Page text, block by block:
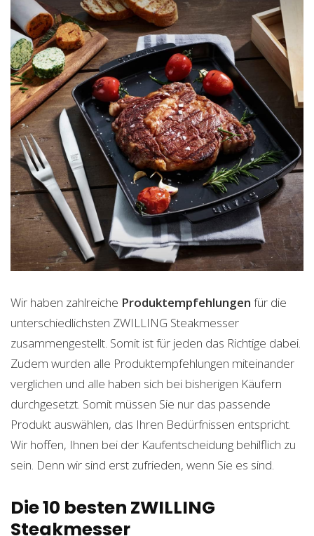
Wir haben zahlreiche Produktempfehlungen für die
unterschiedlichsten ZWILLING Steakmesser
zusammengestellt. Somit ist für jeden das Richtige dabei.
Zudem wurden alle Produktempfehlungen miteinander
verglichen und alle haben sich bei bisherigen Käufern
durchgesetzt. Somit müssen Sie nur das passende
Produkt auswählen, das Ihren Bedürfnissen entspricht.
Wir hoffen, Ihnen bei der Kaufentscheidung behilflich zu
sein. Denn wir sind erst zufrieden, wenn Sie es sind.
Die 10 besten ZWILLING
Steakmesser